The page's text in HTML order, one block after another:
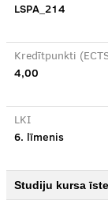
LSPA_214
Kredītpunkti
4,00
LKI
6. līmenis
Studiju kursa